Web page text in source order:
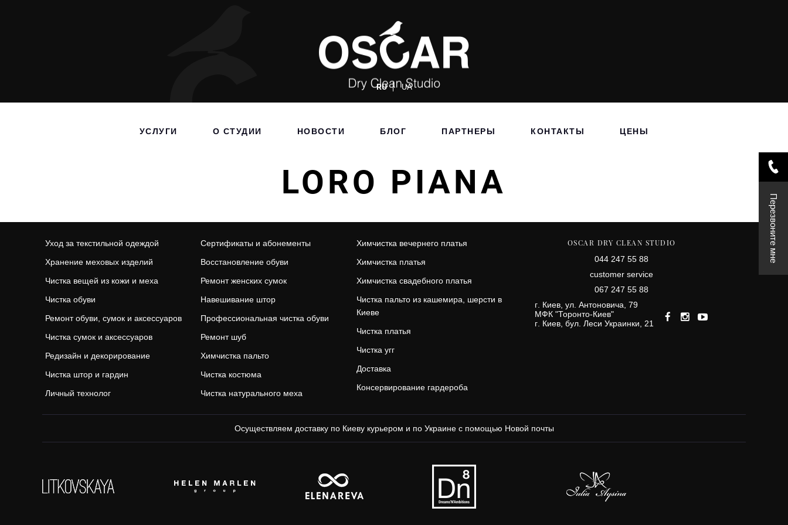
Перезвоните мне
УСЛУГИ О СТУДИИ НОВОСТИ БЛОГ ПАРТНЕРЫ КОНТАКТЫ ЦЕНЫ
RU UA
LORO PIANA
Уход за текстильной одеждой
Хранение меховых изделий
Чистка вещей из кожи и меха
Чистка обуви
Ремонт обуви, сумок и аксессуаров
Чистка сумок и аксессуаров
Редизайн и декорирование
Чистка штор и гардин
Личный технолог
Сертификаты и абонементы
Восстановление обуви
Ремонт женских сумок
Навешивание штор
Профессиональная чистка обуви
Ремонт шуб
Химчистка пальто
Чистка костюма
Чистка натурального меха
Химчистка вечернего платья
Химчистка платья
Химчистка свадебного платья
Чистка пальто из кашемира, шерсти в
Киеве
Чистка платья
Чистка угг
Доставка
Консервирование гардероба
OSCAR DRY CLEAN STUDIO
044 247 55 88
сustomer service
067 247 55 88
г. Киев, ул. Антоновича, 79
МФК "Торонто-Киев"
г. Киев, бул. Леси Украинки, 21
Осуществляем доставку по Киеву курьером и по Украине с помощью Новой почты